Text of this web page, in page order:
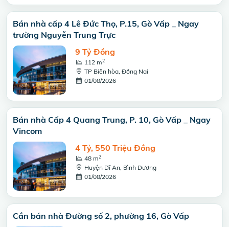
Bán nhà cấp 4 Lê Đức Thọ, P.15, Gò Vấp _ Ngay
trường Nguyễn Trung Trực
9 Tỷ Đồng
112 m2
TP Biên hòa, Đồng Nai
01/08/2026
Bán nhà Cấp 4 Quang Trung, P. 10, Gò Vấp _ Ngay
Vincom
4 Tỷ, 550 Triệu Đồng
48 m2
Huyện Dĩ An, Bình Dương
01/08/2026
Cần bán nhà Đường số 2, phường 16, Gò Vấp